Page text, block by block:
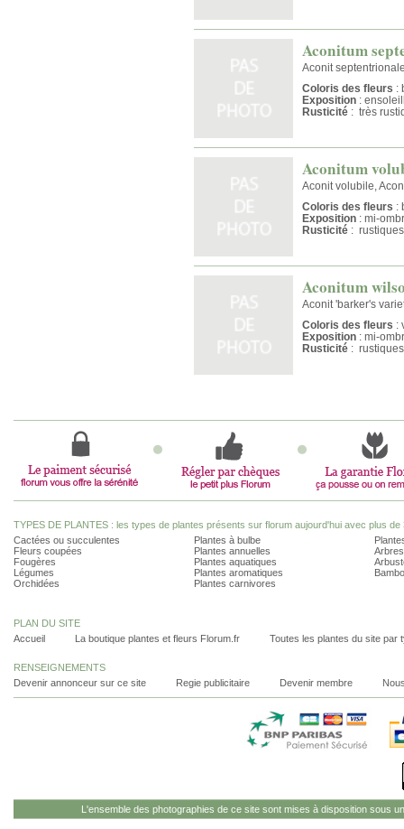
Aconitum
Aconit
Coloris des fleurs :
Exposition :
Rusticité : très
Aconitum
Aconit volubile,
Coloris des fleurs :
Exposition : mi-
Rusticité :
Aconitum
Aconit 'barker's
Coloris des fleurs :
Exposition : mi-
Rusticité :
TYPES DE PLANTES : les types de plantes présents sur florum aujourd'hui avec plus de
Cactées ou succulentes
Fleurs coupées
Fougères
Légumes
Orchidées
Plantes à bulbe
Plantes annuelles
Plantes aquatiques
Plantes aromatiques
Plantes carnivores
PLAN DU SITE
Accueil
La boutique plantes et fleurs Florum.fr Toutes les plantes du site par
RENSEIGNEMENTS
Devenir annonceur sur ce site
Regie publicitaire Devenir membre
L'ensemble des photographies de ce site sont mises à disposition sous